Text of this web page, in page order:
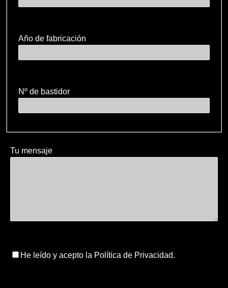
Año de fabricación
Nº de bastidor
Tu mensaje
He leído y acepto la Política de Privacidad.